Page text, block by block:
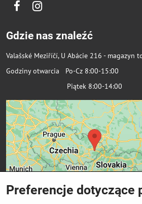
FacebookInstagram
Gdzie nas znaleźć
Valašské Meziříčí, U Abácie 216 - magazyn
Godziny otwarcia Po-Cz 8:00-15:00
Piątek 8:00-14:00
Preferencje dotyczące